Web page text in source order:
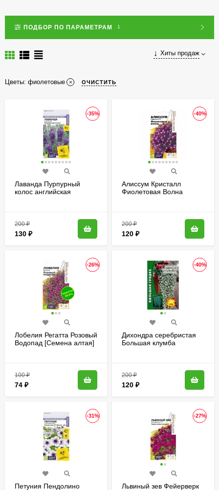
ПОДБОР ПО ПАРАМЕТРАМ 1
Хиты продаж
Цветы: фиолетовые ОЧИСТИТЬ
-35%
Лаванда Пурпурный
колос английская
200₽
130 ₽
-40%
Алиссум Кристалл
Фиолетовая Волна
200₽
120 ₽
-26%
Лобелия Регатта Розовый
Водопад [Семена алтая]
100₽
74 ₽
-40%
Дихондра серебристая
Большая клумба
200₽
120 ₽
-31%
Петуния Пендолино
-27%
Львиный зев Фейерверк